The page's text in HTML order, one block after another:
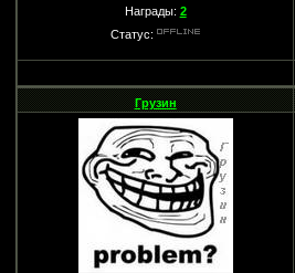
Награды: 2
Статус:
Грузин